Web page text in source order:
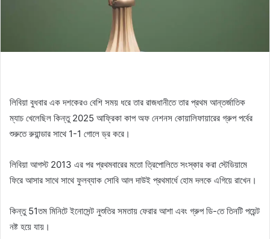
লিবিয়া বুধবার এক দশকেরও বেশি সময় ধরে তার রাজধানীতে তার প্রথম আন্তর্জাতিক
ম্যাচ খেলেছিল কিন্তু 2025 আফ্রিকা কাপ অফ নেশনস কোয়ালিফায়ারের গ্রুপ পর্বের
শুরুতে রুয়ান্ডার সাথে 1-1 গোলে ড্র করে।
লিবিয়া আগস্ট 2013 এর পর প্রথমবারের মতো ত্রিপোলিতে সংস্কার করা স্টেডিয়ামে
ফিরে আসার সাথে সাথে ফুলব্যাক সোবি আল দাউই প্রথমার্ধে হোম দলকে এগিয়ে রাখেন।
কিন্তু 51তম মিনিটে ইনোসেন্ট নুশুতির সমতায় ফেরার আশা এবং গ্রুপ ডি-তে তিনটি পয়েন্ট
নষ্ট হয়ে যায়।